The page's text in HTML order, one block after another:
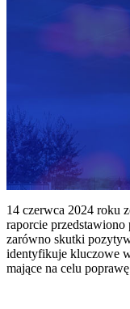
14 czerwca 2024 roku
raporcie
zarówno skutki
identyfikuje kluczowe
mające na celu